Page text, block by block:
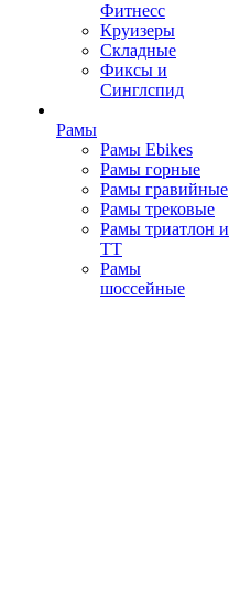
Фитнесс
Круизеры
Складные
Фиксы и
Синглспид
Рамы
Рамы Ebikes
Рамы горные
Рамы гравийные
Рамы трековые
Рамы триатлон и
ТТ
Рамы
шоссейные